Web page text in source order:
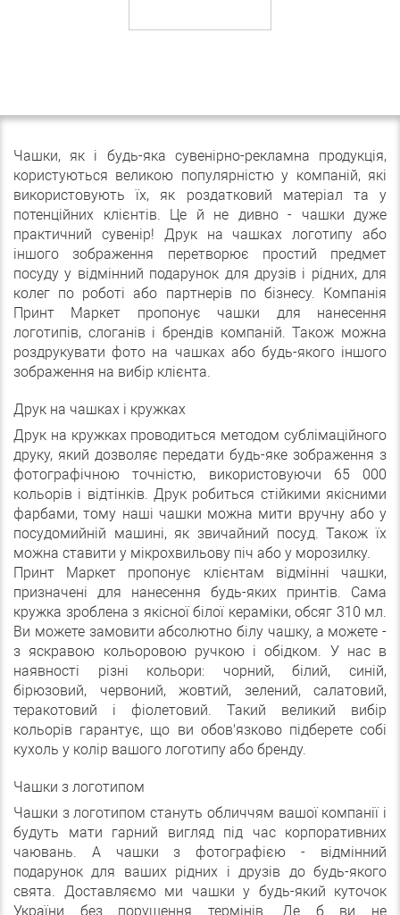
Чашки, як і будь-яка сувенірно-рекламна продукція,
користуються великою популярністю у компаній, які
використовують їх, як роздатковий матеріал та у
потенційних клієнтів. Це й не дивно - чашки дуже
практичний сувенір! Друк на чашках логотипу або
іншого зображення перетворює простий предмет
посуду у відмінний подарунок для друзів і рідних, для
колег по роботі або партнерів по бізнесу. Компанія
Принт Маркет пропонує чашки для нанесення
логотипів, слоганів і брендів компаній. Також можна
роздрукувати фото на чашках або будь-якого іншого
зображення на вибір клієнта.
Друк на чашках і кружках
Друк на кружках проводиться методом сублімаційного
друку, який дозволяє передати будь-яке зображення з
фотографічною точністю, використовуючи 65 000
кольорів і відтінків. Друк робиться стійкими якісними
фарбами, тому наші чашки можна мити вручну або у
посудомийній машині, як звичайний посуд. Також їх
можна ставити у мікрохвильову піч або у морозилку.
Принт Маркет пропонує клієнтам відмінні чашки,
призначені для нанесення будь-яких принтів. Сама
кружка зроблена з якісної білої кераміки, обсяг 310 мл.
Ви можете замовити абсолютно білу чашку, а можете -
з яскравою кольоровою ручкою і обідком. У нас в
наявності різні кольори: чорний, білий, синій,
бірюзовий, червоний, жовтий, зелений, салатовий,
теракотовий і фіолетовий. Такий великий вибір
кольорів гарантує, що ви обов'язково підберете собі
кухоль у колір вашого логотипу або бренду.
Чашки з логотипом
Чашки з логотипом стануть обличчям вашої компанії і
будуть мати гарний вигляд під час корпоративних
чаювань. А чашки з фотографією - відмінний
подарунок для ваших рідних і друзів до будь-якого
свята. Доставляємо ми чашки у будь-який куточок
України без порушення термінів. Де б ви не